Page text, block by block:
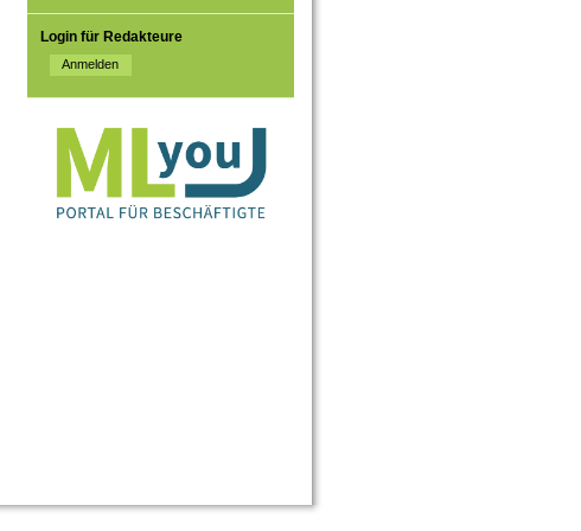
Login für Redakteure